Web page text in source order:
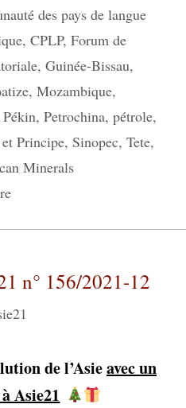
des pays de langue
, CPLP, Forum de
, Guinée-Bissau,
, Mozambique,
Pékin, Petrochina, pétrole,
Principe, Sinopec, Tete,
Minerals
n° 156/2021-12
de l’Asieavec un
Asie21